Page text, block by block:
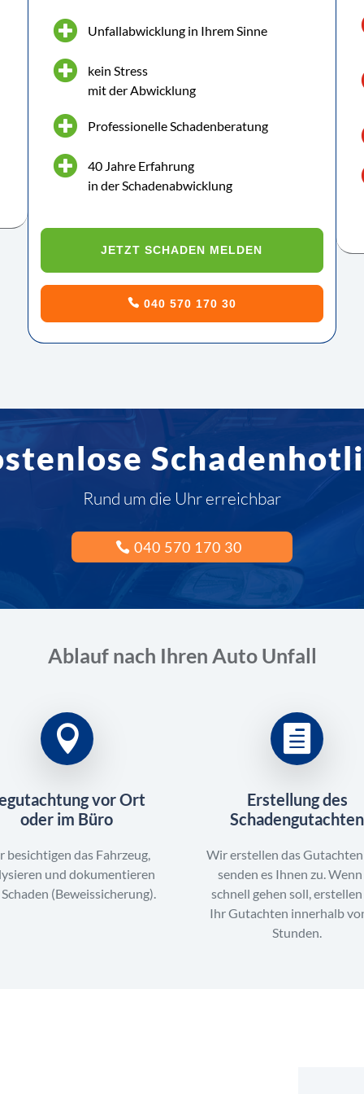
Unfallabwicklung in Ihrem Sinne
kein Stress
mit der Abwicklung
Professionelle Schadenberatung
40 Jahre Erfahrung
in der Schadenabwicklung
JETZT SCHADEN MELDEN
040 570 170 30
Rund um die Uhr erreichbar
040 570 170 30
Ablauf nach Ihren Auto Unfall
vor Ort
oder im Büro
besichtigen das Fahrzeug,
und dokumentieren
(Beweissicherung).
Erstellung des
Schadengutachten
Wir erstellen das
senden es Ihnen zu. Wenn
schnell gehen soll,
Ihr Gutachten innerhalb
Stunden.